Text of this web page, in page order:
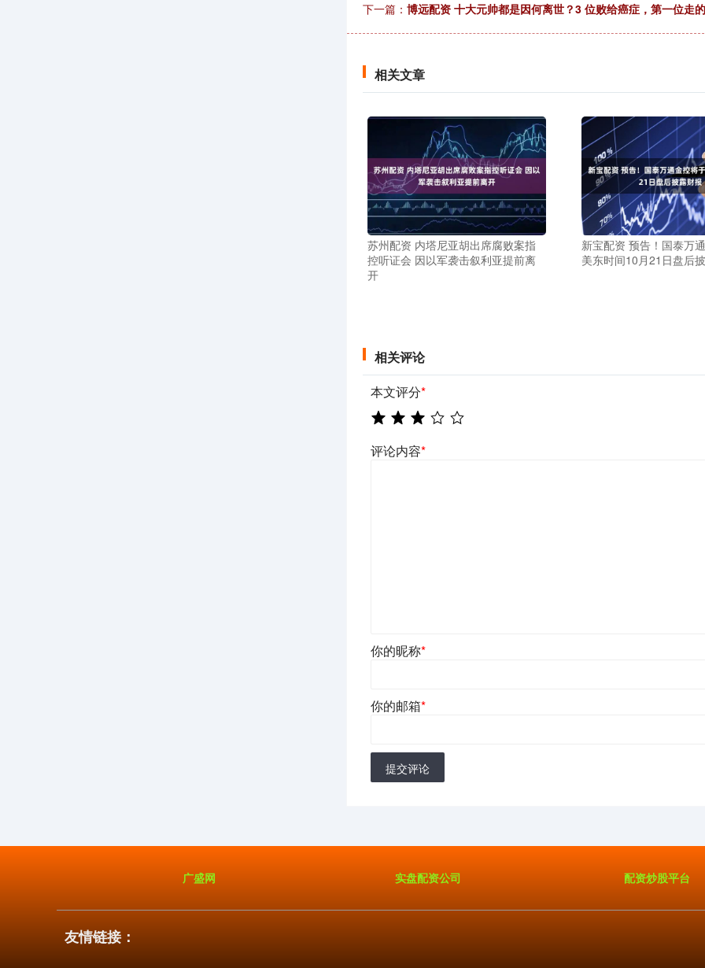
下一篇： 博远配资 十大元帅都是因何离世？3 位败给癌症，第一位走
相关文章
苏州配资 内塔尼亚胡出席腐败案指
控听证会 因以军袭击叙利亚提前离
开
新宝配资 预告！国泰万
美东时间10月21日盘后
相关评论
本文评分*
评论内容*
你的昵称*
你的邮箱*
提交评论
广盛网 实盘配资公司 配资炒股平台
友情链接：